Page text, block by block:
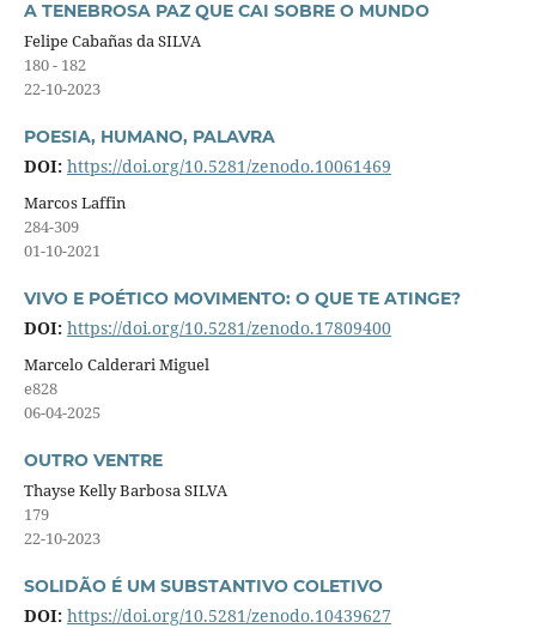
A TENEBROSA PAZ QUE CAI SOBRE O MUNDO
Felipe Cabañas da SILVA
180 - 182
22-10-2023
POESIA, HUMANO, PALAVRA
DOI: https://doi.org/10.5281/zenodo.10061469
Marcos Laffin
284-309
01-10-2021
VIVO E POÉTICO MOVIMENTO: O QUE TE ATINGE?
DOI: https://doi.org/10.5281/zenodo.17809400
Marcelo Calderari Miguel
e828
06-04-2025
OUTRO VENTRE
Thayse Kelly Barbosa SILVA
179
22-10-2023
SOLIDÃO É UM SUBSTANTIVO COLETIVO
DOI: https://doi.org/10.5281/zenodo.10439627